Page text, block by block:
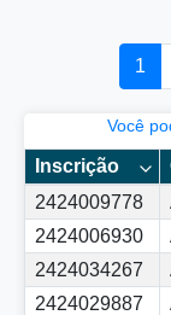
1
Você
Inscrição
2424009778
2424006930
2424034267
2424029887